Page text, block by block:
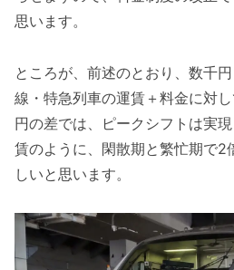
思います。
ところが、前述のとおり、数千
線・特急列車の運賃＋料金に対
円の差では、ピークシフトは実
賃のように、閑散期と繁忙期で2
しいと思います。